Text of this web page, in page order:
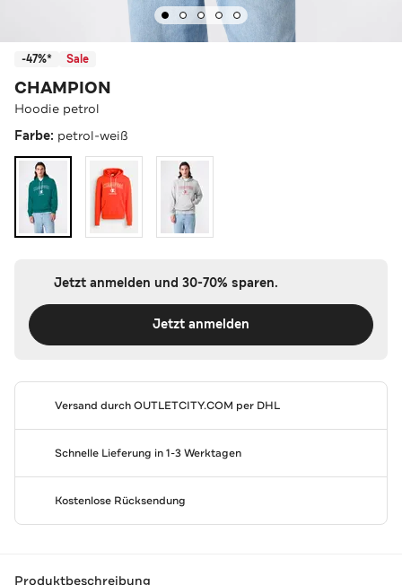
-47%* Sale
CHAMPION
Hoodie petrol
Farbe: petrol-weiß
Jetzt anmelden und 30-70% sparen.
Jetzt anmelden
Versand durchOUTLETCITY.COM per DHL
Schnelle Lieferung in 1-3 Werktagen
Kostenlose Rücksendung
Produktbeschreibung